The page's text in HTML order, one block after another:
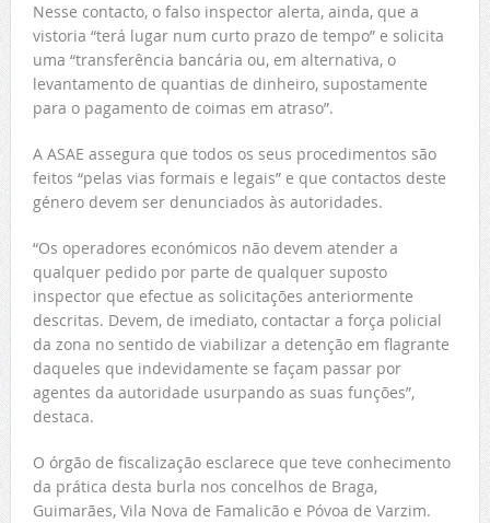
Nesse contacto, o falso inspector alerta, ainda, que a
vistoria “terá lugar num curto prazo de tempo” e solicita
uma “transferência bancária ou, em alternativa, o
levantamento de quantias de dinheiro, supostamente
para o pagamento de coimas em atraso”.
A ASAE assegura que todos os seus procedimentos são
feitos “pelas vias formais e legais” e que contactos deste
género devem ser denunciados às autoridades.
“Os operadores económicos não devem atender a
qualquer pedido por parte de qualquer suposto
inspector que efectue as solicitações anteriormente
descritas. Devem, de imediato, contactar a força policial
da zona no sentido de viabilizar a detenção em flagrante
daqueles que indevidamente se façam passar por
agentes da autoridade usurpando as suas funções”,
destaca.
O órgão de fiscalização esclarece que teve conhecimento
da prática desta burla nos concelhos de Braga,
Guimarães, Vila Nova de Famalicão e Póvoa de Varzim.